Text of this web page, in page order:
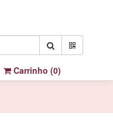
Carrinho (0)